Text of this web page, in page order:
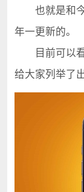
也就是和今
年一更新的。
目前可以看
给大家列举了